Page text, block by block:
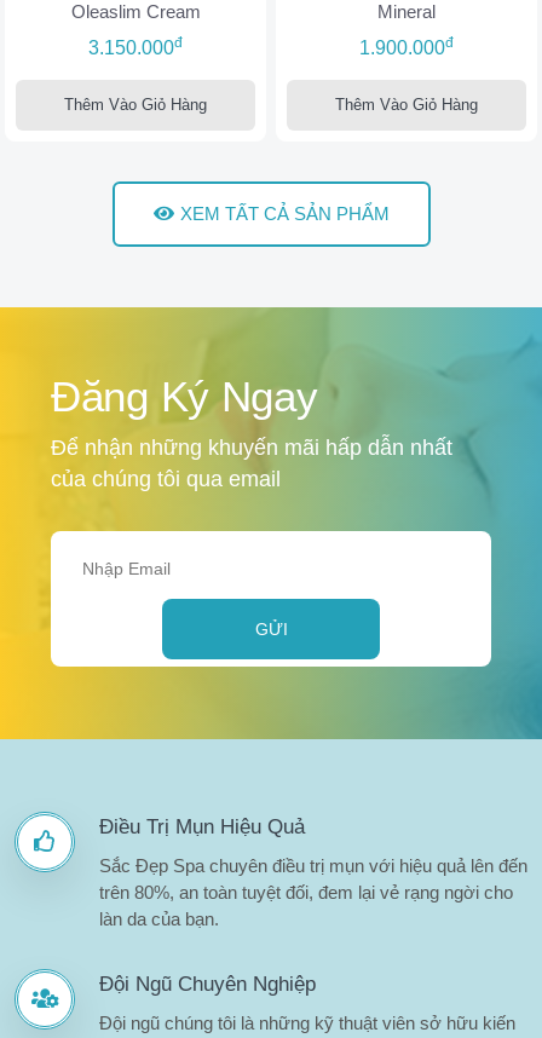
Oleaslim Cream
3.150.000đ
Thêm Vào Giỏ Hàng
Mineral
1.900.000đ
Thêm Vào Giỏ Hàng
XEM TẤT CẢ SẢN PHẨM
Đăng Ký Ngay
Để nhận những khuyến mãi hấp dẫn nhất
của chúng tôi qua email
GỬI
Điều Trị Mụn Hiệu Quả
Sắc Đẹp Spa chuyên điều trị mụn với hiệu quả lên đến
trên 80%, an toàn tuyệt đối, đem lại vẻ rạng ngời cho
làn da của bạn.
Đội Ngũ Chuyên Nghiệp
Đội ngũ chúng tôi là những kỹ thuật viên sở hữu kiến